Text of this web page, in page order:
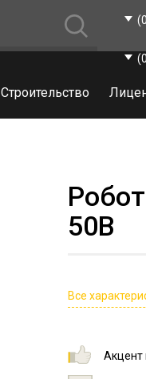
Строительство
50B
Все
Акцент